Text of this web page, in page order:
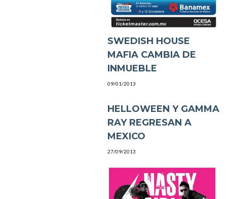
SWEDISH HOUSE
MAFIA CAMBIA DE
INMUEBLE
09/01/2013
HELLOWEEN Y GAMMA
RAY REGRESAN A
MEXICO
27/09/2013